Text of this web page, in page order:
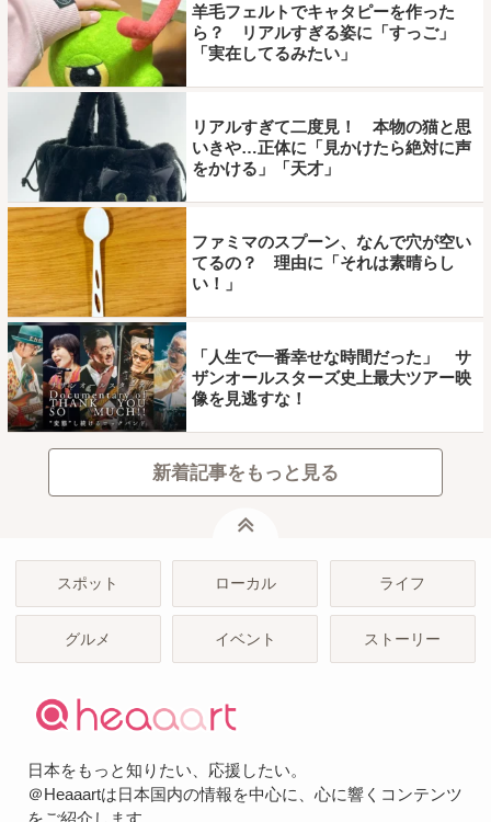
羊毛フェルトでキャタピーを作った
ら？ リアルすぎる姿に「すっご」
「実在してるみたい」
リアルすぎて二度見！ 本物の猫と思
いきや…正体に「見かけたら絶対に声
をかける」「天才」
ファミマのスプーン、なんで穴が空い
てるの？ 理由に「それは素晴らし
い！」
「人生で一番幸せな時間だった」 サ
ザンオールスターズ史上最大ツアー映
像を見逃すな！
新着記事をもっと見る
スポット ローカル ライフ
グルメ イベント ストーリー
日本をもっと知りたい、応援したい。
＠Heaaartは日本国内の情報を中心に、心に響くコンテンツ